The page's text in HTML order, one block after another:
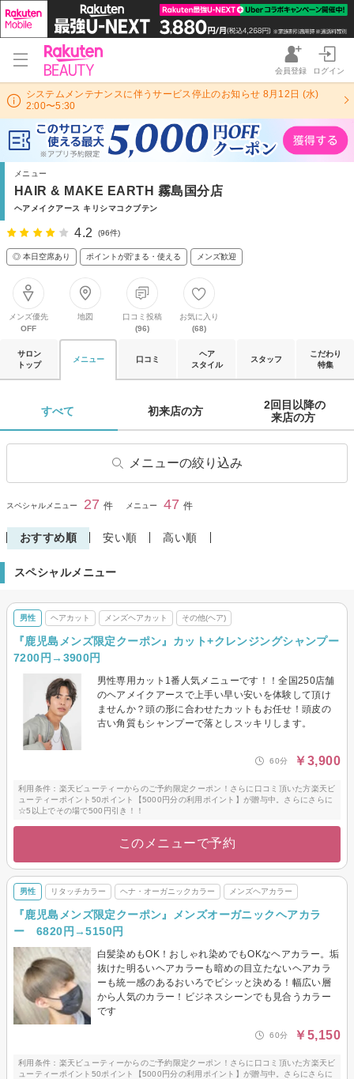
会員登録 ログイン
システムメンテナンスに伴うサービス停止のお知らせ 8月12日 (水)
2:00〜5:30
メニュー
HAIR & MAKE EARTH 霧島国分店
ヘアメイクアース キリシマコクブテン
4.2 (96件)
◎ 本日空席あり ポイントが貯まる・使える メンズ歓迎
メンズ優先
OFF
地図
口コミ投稿
(96)
お気に入り
(68)
サロン
トップ
メニュー 口コミ
ヘア
スタイル
スタッフ
こだわり
特集
すべて 初来店の方
2回目以降の
来店の方
メニューの絞り込み
ヘアカット
ヘアカラー
ヘナ・オーガニックカラー
ストレートパーマ トリートメント
ヘッドスパ・頭皮ケア その他(ヘア)
メンズヘアカット メンズヘアカラー
メンズパーマ メンズ縮毛矯正
閉じる
スペシャルメニュー 27 件 メニュー 47 件
おすすめ順 安い順 高い順
スペシャルメニュー
男性 ヘアカット メンズヘアカット その他(ヘア)
『鹿児島メンズ限定クーポン』カット+クレンジングシャンプー
7200円→3900円
男性専用カット1番人気メニューです！！全国250店舗
のヘアメイクアースで上手い早い安いを体験して頂け
ませんか？頭の形に合わせたカットもお任せ！頭皮の
古い角質もシャンプーで落としスッキリします。
60分 ￥3,900
利用条件：楽天ビューティーからのご予約限定クーポン！さらに口コミ頂いた方楽天ビ
ューティーポイント50ポイント【5000円分の利用ポイント】が贈与中。さらにさらに
☆5以上でその場で500円引き！！
このメニューで予約
男性 リタッチカラー ヘナ・オーガニックカラー メンズヘアカラー
『鹿児島メンズ限定クーポン』メンズオーガニックヘアカラ
ー 6820円→5150円
白髪染めもOK！おしゃれ染めでもOKなヘアカラー。垢
抜けた明るいヘアカラーも暗めの目立たないヘアカラ
ーも統一感のあるおいろでビシッと決める！幅広い層
から人気のカラー！ビジネスシーンでも見合うカラー
です
60分 ￥5,150
利用条件：楽天ビューティーからのご予約限定クーポン！さらに口コミ頂いた方楽天ビ
ューティーポイント50ポイント【5000円分の利用ポイント】が贈与中。さらにさらに